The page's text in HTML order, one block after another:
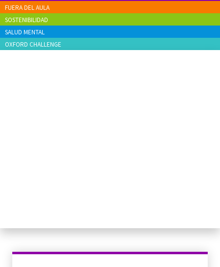
FUERA DEL AULA
SOSTENIBILIDAD
SALUD MENTAL
OXFORD CHALLENGE